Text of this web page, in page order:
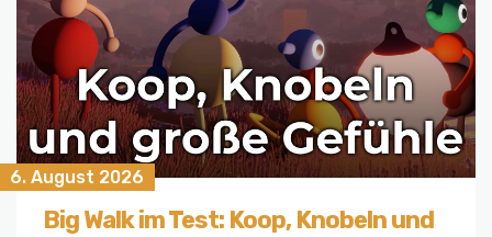
6. August 2026
Big Walk im Test: Koop, Knobeln und